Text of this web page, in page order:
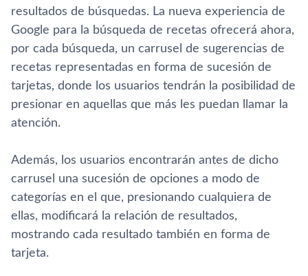
resultados de búsquedas. La nueva experiencia de
Google para la búsqueda de recetas ofrecerá ahora,
por cada búsqueda, un carrusel de sugerencias de
recetas representadas en forma de sucesión de
tarjetas, donde los usuarios tendrán la posibilidad de
presionar en aquellas que más les puedan llamar la
atención.
Además, los usuarios encontrarán antes de dicho
carrusel una sucesión de opciones a modo de
categorí­as en el que, presionando cualquiera de
ellas, modificará la relación de resultados,
mostrando cada resultado también en forma de
tarjeta.